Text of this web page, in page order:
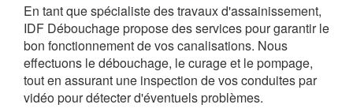
En tant que spécialiste des travaux d'assainissement,
IDF Débouchage propose des services pour garantir le
bon fonctionnement de vos canalisations. Nous
effectuons le débouchage, le curage et le pompage,
tout en assurant une inspection de vos conduites par
vidéo pour détecter d'éventuels problèmes.